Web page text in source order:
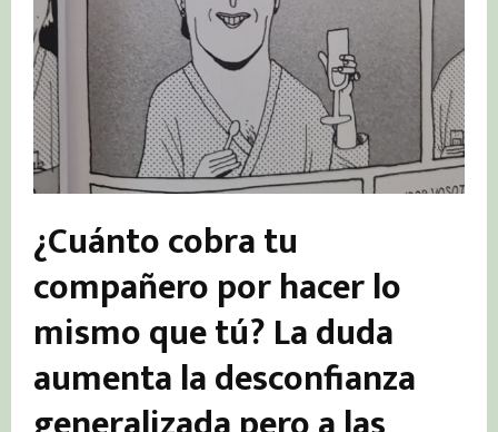
¿Cuánto cobra tu
compañero por hacer lo
mismo que tú? La duda
aumenta la desconfianza